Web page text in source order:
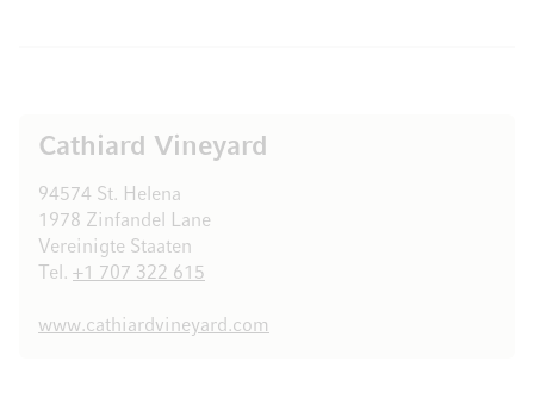
Cathiard Vineyard
94574 St. Helena
1978 Zinfandel Lane
Vereinigte Staaten
Tel. +1 707 322 615
www.cathiardvineyard.com